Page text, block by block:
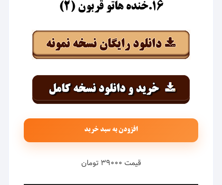
۱۶.خنده هاتو قربون (۲)
افزودن به سبد خرید
قیمت ۳۹۰۰۰ تومان